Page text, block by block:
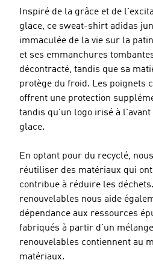
Inspiré de la grâce et de
glace, ce sweat-shirt adidas
immaculée de la vie sur la
et ses emmanchures
décontracté, tandis que sa
protège du froid. Les poignets
offrent une protection
tandis qu'un logo irisé à
glace.
En optant pour du recyclé,
réutiliser des matériaux qui
contribue à réduire les
renouvelables nous aide
dépendance aux ressources
fabriqués à partir d'un
renouvelables contiennent au
matériaux.